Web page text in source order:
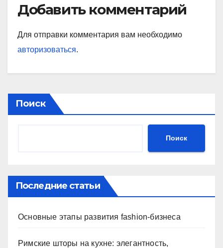
Добавить комментарий
Для отправки комментария вам необходимо
авторизоваться.
Поиск
Поиск
Последние статьи
Основные этапы развития fashion-бизнеса
Римские шторы на кухне: элегантность,